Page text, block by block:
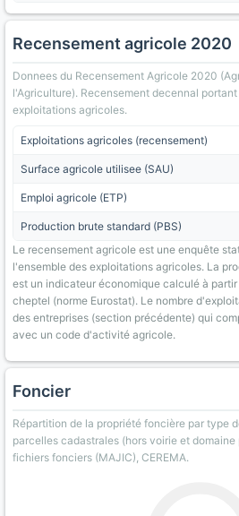
Recensement agricole 2020
Donnees du Recensement Agricole 2020
l'Agriculture). Recensement decennal
exploitations agricoles.
Exploitations agricoles (recensement)
Surface agricole utilisee (SAU)
Emploi agricole (ETP)
Production brute standard (PBS)
Le recensement agricole est une enquête
l'ensemble des exploitations agricoles. La
est un indicateur économique calculé à
cheptel (norme Eurostat). Le nombre
des entreprises (section précédente) qui
avec un code d'activité agricole.
Foncier
Répartition de la propriété foncière par type
parcelles cadastrales (hors voirie et
fichiers fonciers (MAJIC), CEREMA.